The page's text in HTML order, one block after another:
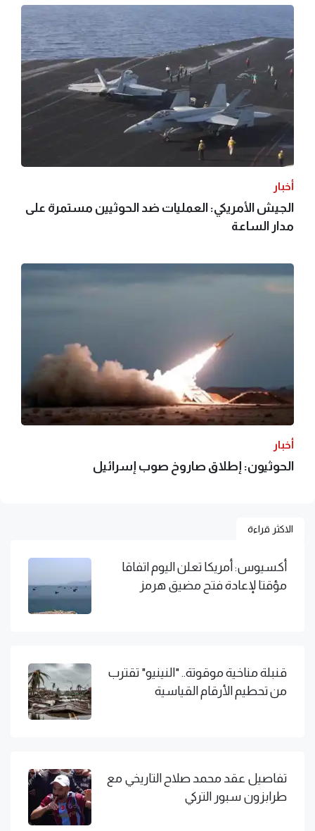
أخبار
الجيش الأمريكي: العمليات ضد الحوثيين مستمرة على
مدار الساعة
أخبار
الحوثيون: إطلاق صاروخ صوب إسرائيل
الاكثر قراءة
أكسيوس: أمريكا تعلن اليوم اتفاقا
مؤقتا لإعادة فتح مضيق هرمز
قنبلة مناخية موقوتة.. "النينيو" تقترب
من تحطيم الأرقام القياسية
تفاصيل عقد محمد صلاح التاريخي مع
طرابزون سبور التركي